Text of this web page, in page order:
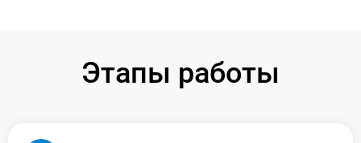
Этапы работы